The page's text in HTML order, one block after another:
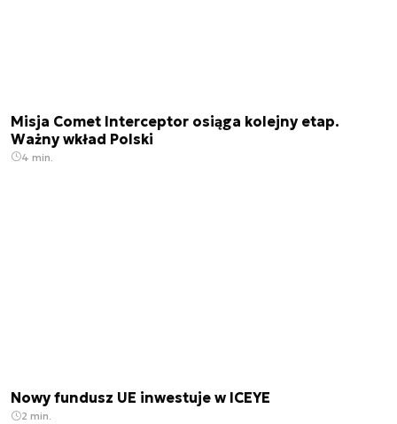
Misja Comet Interceptor osiąga kolejny etap.
Ważny wkład Polski
4 min.
Nowy fundusz UE inwestuje w ICEYE
2 min.